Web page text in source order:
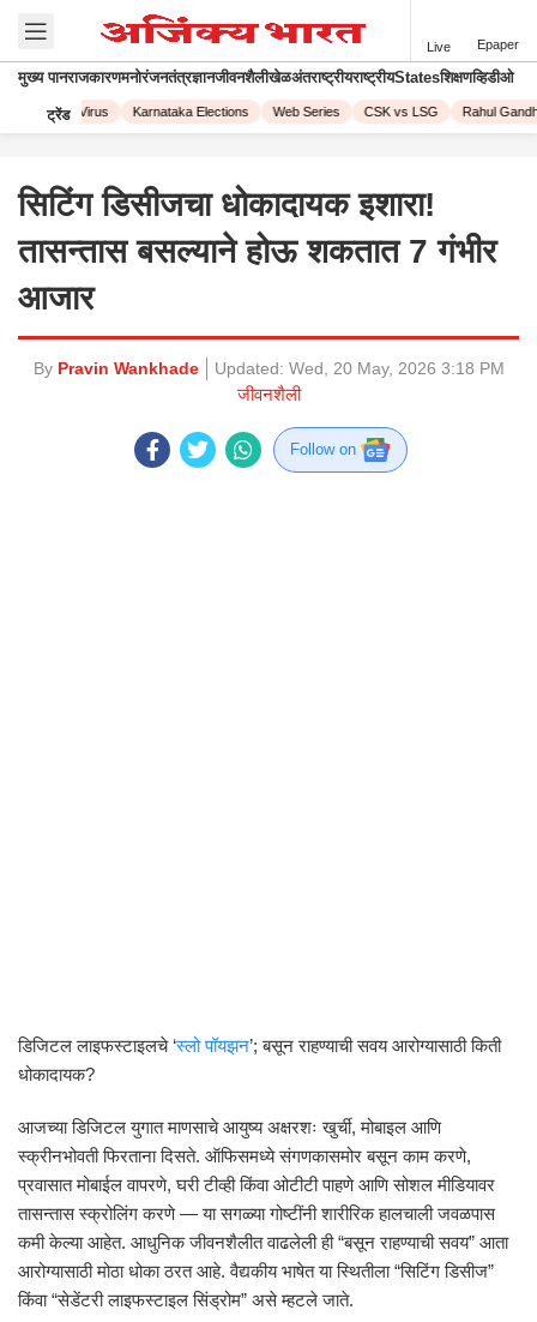
Live Epaper
मुख्य पानराजकारणमनोरंजनतंत्रज्ञानजीवनशैलीखेळअंतराष्ट्रीयराष्ट्रीयStatesशिक्षणव्हिडीओ
ट्रेंड
Corona Virus Karnataka Elections Web Series CSK vs LSG Rahul Gandhi
सिटिंग डिसीजचा धोकादायक इशारा!
तासन्तास बसल्याने होऊ शकतात 7 गंभीर
आजार
By Pravin Wankhade Updated: Wed, 20 May, 2026 3:18 PM
जीवनशैली
Follow on
डिजिटल लाइफस्टाइलचे ‘स्लो पॉयझन’; बसून राहण्याची सवय आरोग्यासाठी किती
धोकादायक?
आजच्या डिजिटल युगात माणसाचे आयुष्य अक्षरशः खुर्ची, मोबाइल आणि
स्क्रीनभोवती फिरताना दिसते. ऑफिसमध्ये संगणकासमोर बसून काम करणे,
प्रवासात मोबाईल वापरणे, घरी टीव्ही किंवा ओटीटी पाहणे आणि सोशल मीडियावर
तासन्तास स्क्रोलिंग करणे — या सगळ्या गोष्टींनी शारीरिक हालचाली जवळपास
कमी केल्या आहेत. आधुनिक जीवनशैलीत वाढलेली ही “बसून राहण्याची सवय” आता
आरोग्यासाठी मोठा धोका ठरत आहे. वैद्यकीय भाषेत या स्थितीला “सिटिंग डिसीज”
किंवा “सेडेंटरी लाइफस्टाइल सिंड्रोम” असे म्हटले जाते.